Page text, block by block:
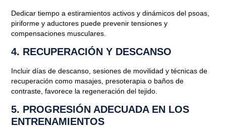
Dedicar tiempo a estiramientos activos y dinámicos del psoas,
piriforme y aductores puede prevenir tensiones y
compensaciones musculares.
4. RECUPERACIÓN Y DESCANSO
Incluir días de descanso, sesiones de movilidad y técnicas de
recuperación como masajes, presoterapia o baños de
contraste, favorece la regeneración del tejido.
5. PROGRESIÓN ADECUADA EN LOS
ENTRENAMIENTOS